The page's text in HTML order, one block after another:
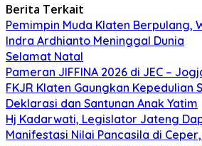
Berita Terkait
Pemimpin Muda Klaten Berpulang,
Indra Ardhianto Meninggal Dunia
Selamat Natal
Pameran JIFFINA 2026 di JEC –
FKJR Klaten Gaungkan Kepedulian
Deklarasi dan Santunan Anak Yatim
Hj Kadarwati, Legislator Jateng
Manifestasi Nilai Pancasila di